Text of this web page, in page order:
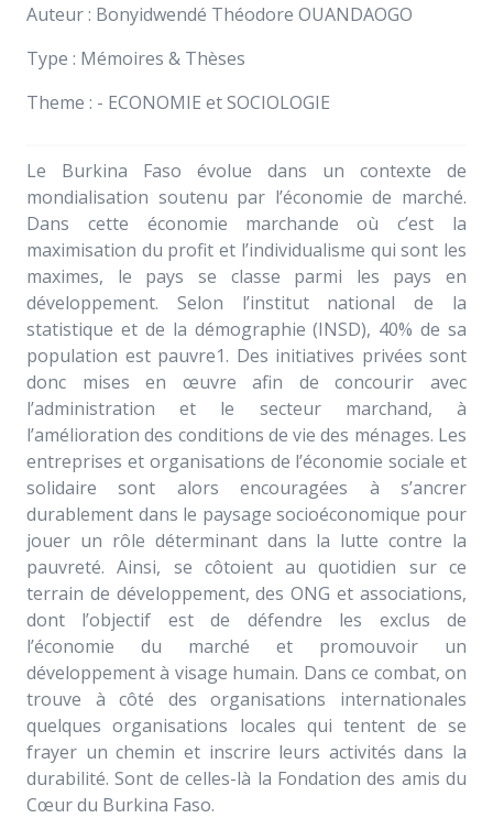
Auteur : Bonyidwendé Théodore OUANDAOGO
Type : Mémoires & Thèses
Theme : - ECONOMIE et SOCIOLOGIE
Le Burkina Faso évolue dans un contexte de
mondialisation soutenu par l’économie de marché.
Dans cette économie marchande où c’est la
maximisation du profit et l’individualisme qui sont les
maximes, le pays se classe parmi les pays en
développement. Selon l’institut national de la
statistique et de la démographie (INSD), 40% de sa
population est pauvre1. Des initiatives privées sont
donc mises en œuvre afin de concourir avec
l’administration et le secteur marchand, à
l’amélioration des conditions de vie des ménages. Les
entreprises et organisations de l’économie sociale et
solidaire sont alors encouragées à s’ancrer
durablement dans le paysage socioéconomique pour
jouer un rôle déterminant dans la lutte contre la
pauvreté. Ainsi, se côtoient au quotidien sur ce
terrain de développement, des ONG et associations,
dont l’objectif est de défendre les exclus de
l’économie du marché et promouvoir un
développement à visage humain. Dans ce combat, on
trouve à côté des organisations internationales
quelques organisations locales qui tentent de se
frayer un chemin et inscrire leurs activités dans la
durabilité. Sont de celles-là la Fondation des amis du
Cœur du Burkina Faso.